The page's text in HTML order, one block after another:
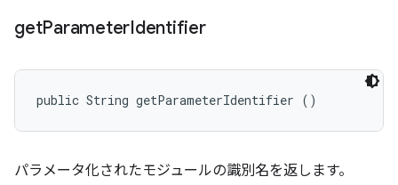
getParameterIdentifier
public String getParameterIdentifier ()
パラメータ化されたモジュールの識別名を返します。